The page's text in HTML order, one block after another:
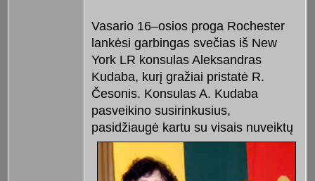
Vasario 16–osios proga Rochester
lankėsi garbingas svečias iš New
York LR konsulas Aleksandras
Kudaba, kurį gražiai pristatė R.
Česonis. Konsulas A. Kudaba
pasveikino susirinkusius,
pasidžiaugė kartu su visais nuveiktų